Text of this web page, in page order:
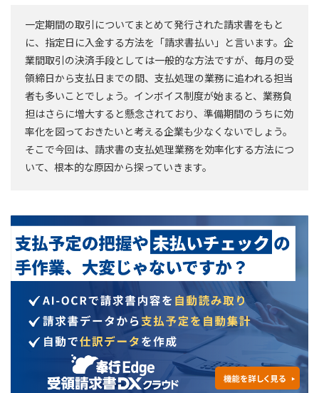
一定期間の取引についてまとめて発行された請求書をもと
に、指定日に入金する方法を「請求書払い」と言います。企
業間取引の決済手段としては一般的な方法ですが、毎月の受
領締日から支払日までの間、支払処理の業務に追われる担当
者も多いことでしょう。インボイス制度が始まると、業務負
担はさらに増大すると懸念されており、準備期間のうちに効
率化を図っておきたいと考える企業も少なくないでしょう。
そこで今回は、請求書の支払処理業務を効率化する方法につ
いて、根本的な原因から探っていきます。